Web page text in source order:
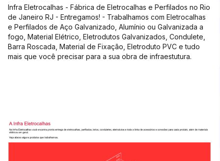
Infra Eletrocalhas - Fábrica de Eletrocalhas e Perfilados no Rio
de Janeiro RJ - Entregamos! - Trabalhamos com Eletrocalhas
e Perfilados de Aço Galvanizado, Alumínio ou Galvanizada a
fogo, Material Elétrico, Eletrodutos Galvanizados, Condulete,
Barra Roscada, Material de Fixação, Eletroduto PVC e tudo
mais que você precisar para a sua obra de infraestutura.